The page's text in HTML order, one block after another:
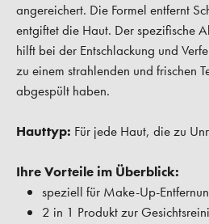
angereichert. Die Formel entfernt
entgiftet die Haut. Der spezifische
hilft bei der Entschlackung und
zu einem strahlenden und frischen
abgespült haben.
Hauttyp: Für jede Haut, die zu
Ihre Vorteile im Überblick:
speziell für Make-Up-
2 in 1 Produkt zur